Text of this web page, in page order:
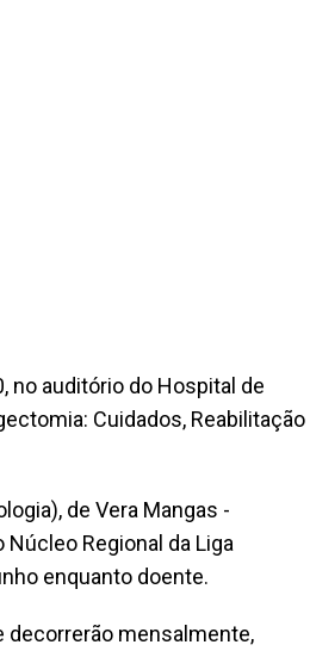
no auditório do Hospital de
Cuidados, Reabilitação
de Vera Mangas -
Regional da Liga
enquanto doente.
decorrerão mensalmente,